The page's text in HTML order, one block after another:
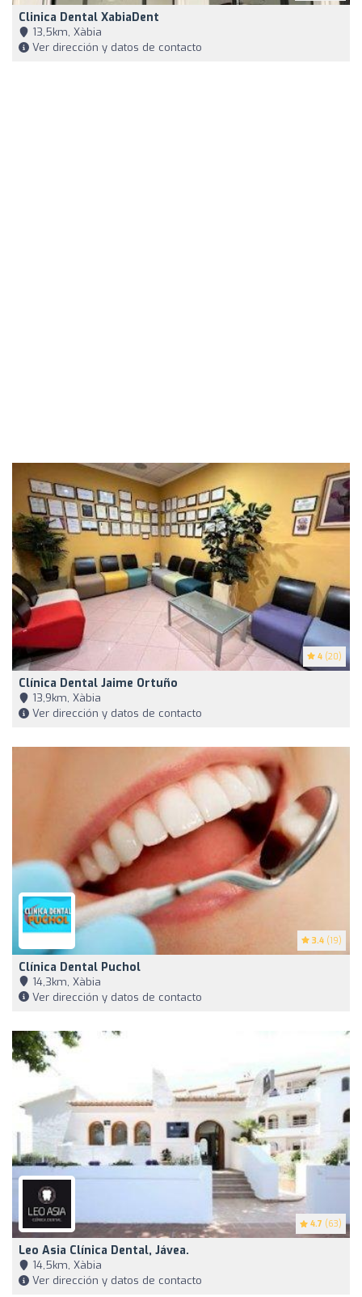
Clinica Dental XabiaDent
13,5km, Xàbia
Ver dirección y datos de contacto
4 (20)
Clínica Dental Jaime Ortuño
13,9km, Xàbia
Ver dirección y datos de contacto
3.4 (19)
Clínica Dental Puchol
14,3km, Xàbia
Ver dirección y datos de contacto
4.7 (63)
Leo Asia Clínica Dental, Jávea.
14,5km, Xàbia
Ver dirección y datos de contacto